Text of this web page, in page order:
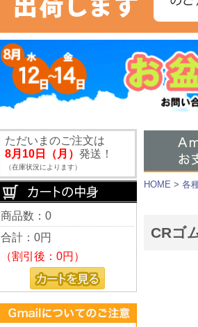
ただいまのご注文は
8月10日（月） 発送！
（在庫状況によります）
商品数：0
合計： 0円
（割引後：0円）
HOME > 各
CRゴ